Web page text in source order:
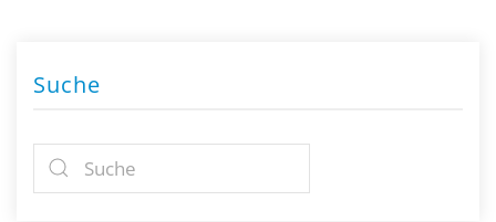
Suche